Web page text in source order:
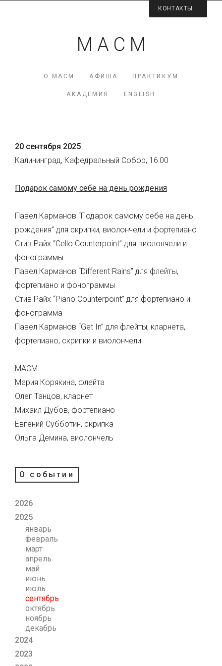
КОНТАКТЫ
М А С М
О МАСМ АФИША ПРАКТИКУМ
АКАДЕМИЯ ENGLISH
20 сентября 2025
Калининград, Кафедральный Собор, 16:00
Подарок самому себе на день рождения
Павел Карманов “Подарок самому себе на день
рождения” для скрипки, виолончели и фортепиано
Стив Райх “Cello Counterpoint” для виолончели и
фонограммы
Павел Карманов “Different Rains” для флейты,
фортепиано и фонограммы
Стив Райх “Piano Counterpoint” для фортепиано и
фонограмма
Павел Карманов “Get In” для флейты, кларнета,
фортепиано, скрипки и виолончели
МАСМ:
Мария Корякина, флейта
Олег Танцов, кларнет
Михаил Дубов, фортепиано
Евгений Субботин, скрипка
Ольга Демина, виолончель
О событии
2026
2025
январь
февраль
март
апрель
май
июнь
июль
сентябрь
октябрь
ноябрь
декабрь
2024
2023